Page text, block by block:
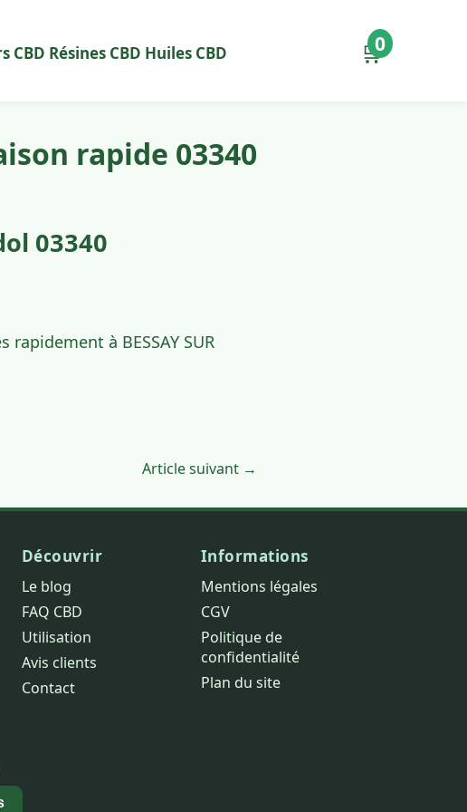
CBD Résines CBD Huiles CBD 🛒
0
rapide 03340
03340
à BESSAY SUR
Article suivant →
Découvrir
Le blog
FAQ CBD
Utilisation
Avis clients
Contact
Informations
Mentions légales
CGV
Politique de
confidentialité
Plan du site